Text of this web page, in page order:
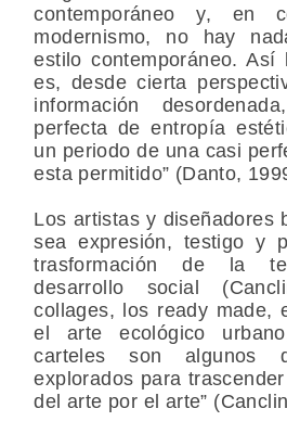
contemporáneo y, en
modernismo, no hay
estilo contemporáneo. Así
es, desde cierta
información
perfecta de entropía
un periodo de una casi
esta permitido” (Danto,
Los artistas y diseñadores
sea expresión, testigo y
trasformación de la
desarrollo social
collages, los ready made,
el arte ecológico
carteles son algunos
explorados para
del arte por el arte”